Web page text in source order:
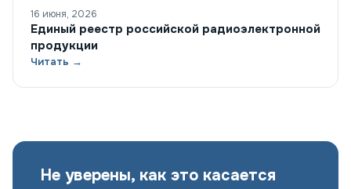
16 июня, 2026
Единый реестр российской радиоэлектронной
продукции
Читать →
Не уверены, как это касается